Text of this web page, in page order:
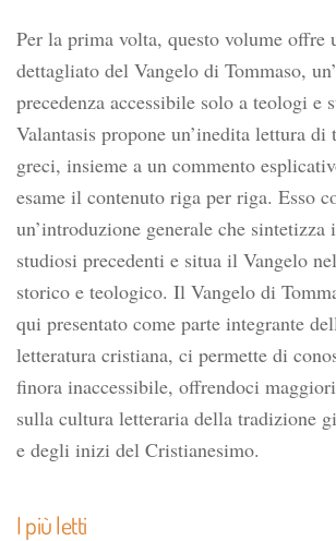
Per la prima volta, questo volume offre
dettagliato del Vangelo di Tommaso,
precedenza accessibile solo a teologi e
Valantasis propone un’inedita lettura di
greci, insieme a un commento
esame il contenuto riga per riga. Esso
un’introduzione generale che
studiosi precedenti e situa il Vangelo
storico e teologico. Il Vangelo di
qui presentato come parte integrante
letteratura cristiana, ci permette di
finora inaccessibile, offrendoci
sulla cultura letteraria della tradizione
e degli inizi del Cristianesimo.
I più letti